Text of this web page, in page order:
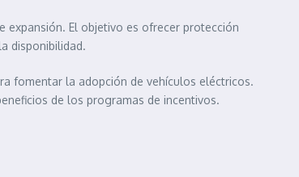
expansión. El objetivo es ofrecer protección
disponibilidad.
fomentar la adopción de vehículos eléctricos.
de los programas de incentivos.